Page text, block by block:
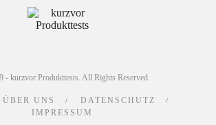
- kurzvor Produkttests. All Rights Reserved.
ÜBER UNS
DATENSCHUTZ
IMPRESSUM